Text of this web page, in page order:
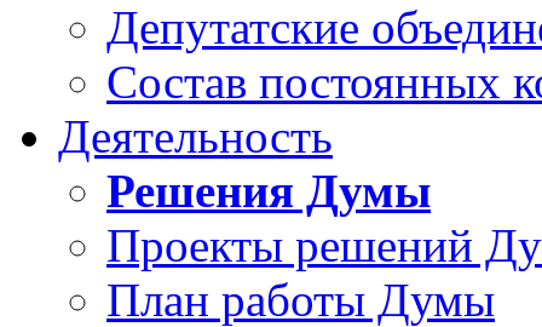
Депутатские
Состав постоянных
Деятельность
Решения Думы
Проекты решений
План работы Думы